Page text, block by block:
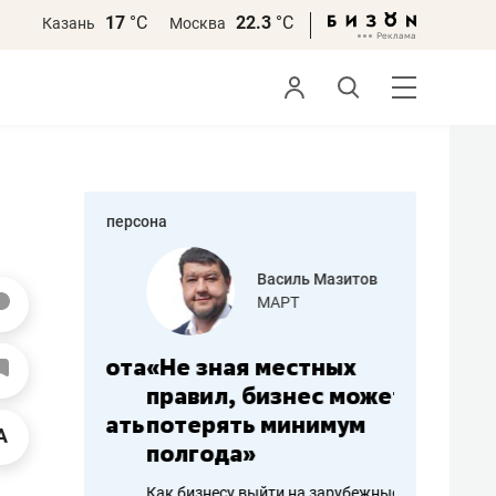
Казань 17 °С Москва 22.3 °С
персона
работа
Василь Мазитов
МАРТ
«Не зная местных
правил, бизнес может
потерять минимум
полгода»